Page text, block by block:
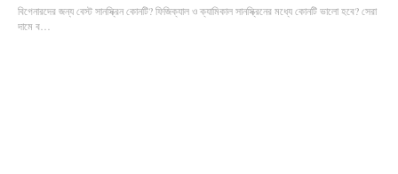
বিগেনারদের জন্য বেস্ট সানস্ক্রিন কোনটি? ফিজিক্যাল ও ক্যামিকাল সানস্ক্রিনের মধ্যে কোনটি ভালো হবে? সেরা
দামে ব…